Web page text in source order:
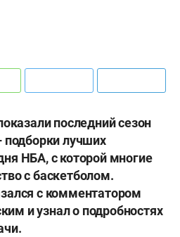
последний сезон
подборки лучших
НБА, с которой многие
с баскетболом.
с комментатором
и узнал о подробностях